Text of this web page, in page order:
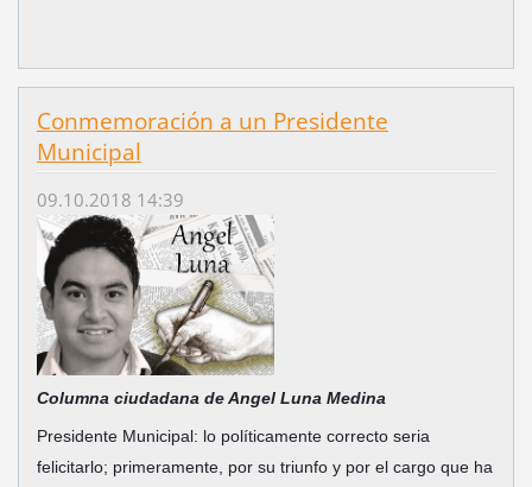
Conmemoración a un Presidente
Municipal
09.10.2018 14:39
Columna ciudadana de Angel Luna Medina
Presidente Municipal: lo políticamente correcto seria
felicitarlo; primeramente, por su triunfo y por el cargo que ha